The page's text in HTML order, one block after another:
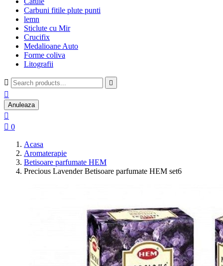
Carbuni fitile plute punti
lemn
Sticlute cu Mir
Crucifix
Medalioane Auto
Forme coliva
Litografii
 

Anuleaza

 0
Acasa
Aromaterapie
Betisoare parfumate HEM
Precious Lavender Betisoare parfumate HEM set6